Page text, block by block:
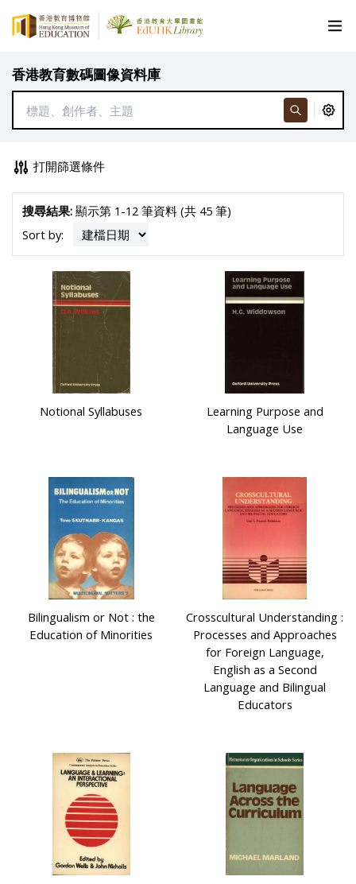
香港教育數碼圖像資料庫
打開篩選條件
搜尋結果:顯示第 1-12 筆資料 (共 45 筆)
Sort by:
Notional Syllabuses
Learning Purpose and
Language Use
Bilingualism or Not : the
Education of Minorities
Crosscultural Understanding :
Processes and Approaches
for Foreign Language,
English as a Second
Language and Bilingual
Educators